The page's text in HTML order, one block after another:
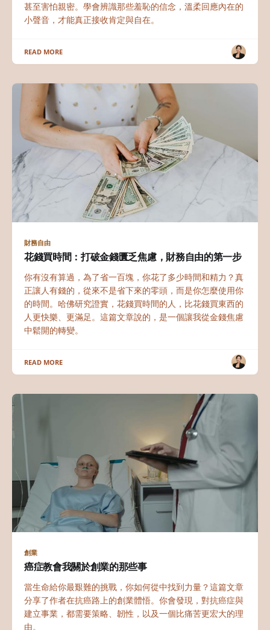
甚至害怕親密。學會辨識那些羞恥的信念，溫柔回應內在的
小聲音，才能真正接收肯定與自在。
READ MORE
財務自由
花錢買時間：打破金錢匱乏焦慮，財務自由的第一步
你有沒有算過，為了省一百塊，你花了多少時間和精力？真
正讓人有錢的，從來不是省下來的零頭，而是你怎麼使用你
的時間。哈佛研究證實，花錢買時間的人，比花錢買東西的
人更快樂、更滿足。這篇文章說的，是一個讓我從金錢焦慮
中鬆開的轉變。
READ MORE
創業
癌症教會我關於創業的那些事
當生命給你最艱難的挑戰，你如何從中找到力量？這篇文章
分享了作者在抗癌路上的創業體悟。你會發現，對抗癌症與
建立事業，都需要策略、韌性，以及一個比痛苦更宏大的理
由。